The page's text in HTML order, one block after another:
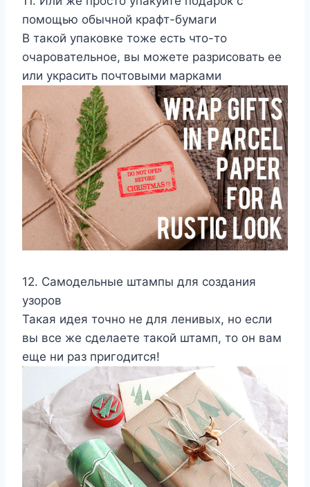
помощью обычной крафт-бумаги
В такой упаковке тоже есть что-то
очаровательное, вы можете разрисовать ее
или украсить почтовыми марками
12. Самодельные штампы для создания
узоров
Такая идея точно не для ленивых, но если
вы все же сделаете такой штамп, то он вам
еще ни раз пригодится!